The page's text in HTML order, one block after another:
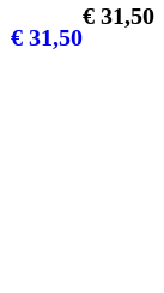
€ 31,50
€ 31,50